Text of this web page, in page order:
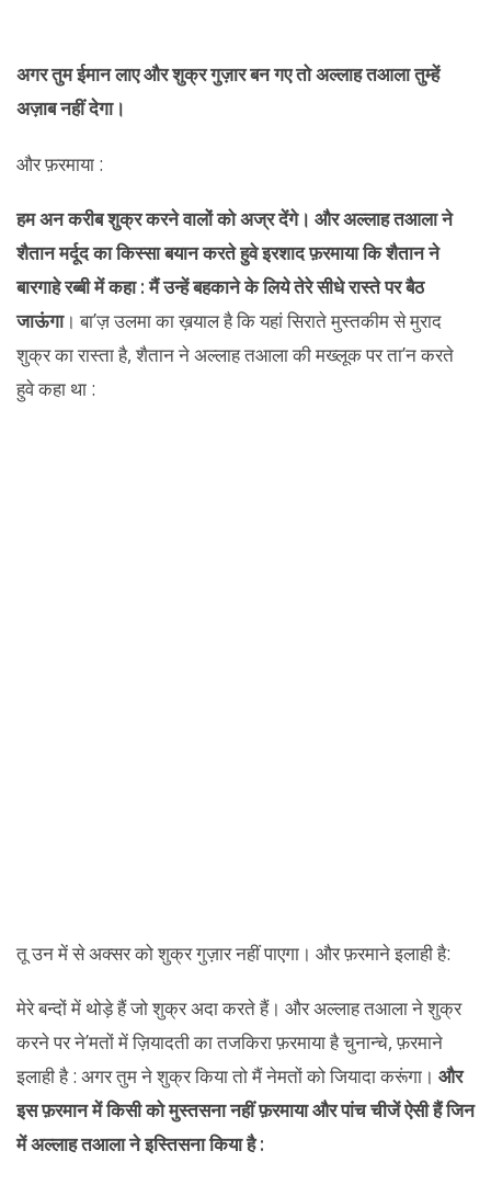
अगर तुम ईमान लाए और शुक्र गुज़ार बन गए तो अल्लाह तआला तुम्हें
अज़ाब नहीं देगा।
और फ़रमाया :
हम अन करीब शुक्र करने वालों को अज्र देंगे। और अल्लाह तआला ने
शैतान मर्दूद का किस्सा बयान करते हुवे इरशाद फ़रमाया कि शैतान ने
बारगाहे रब्बी में कहा : मैं उन्हें बहकाने के लिये तेरे सीधे रास्ते पर बैठ
जाऊंगा। बा’ज़ उलमा का ख़याल है कि यहां सिराते मुस्तकीम से मुराद
शुक्र का रास्ता है, शैतान ने अल्लाह तआला की मख्लूक पर ता’न करते
हुवे कहा था :
तू उन में से अक्सर को शुक्र गुज़ार नहीं पाएगा। और फ़रमाने इलाही है:
मेरे बन्दों में थोड़े हैं जो शुक्र अदा करते हैं। और अल्लाह तआला ने शुक्र
करने पर ने’मतों में ज़ियादती का तजकिरा फ़रमाया है चुनान्चे, फ़रमाने
इलाही है : अगर तुम ने शुक्र किया तो मैं नेमतों को जियादा करूंगा। और
इस फ़रमान में किसी को मुस्तसना नहीं फ़रमाया और पांच चीजें ऐसी हैं जिन
में अल्लाह तआला ने इस्तिसना किया है :